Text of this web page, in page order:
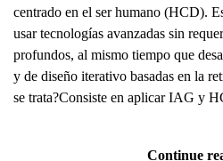
centrado en el ser humano (HCD).
usar tecnologías avanzadas sin
profundos, al mismo tiempo que
y de diseño iterativo basadas en la
se trata?Consiste en aplicar IAG y
Continue